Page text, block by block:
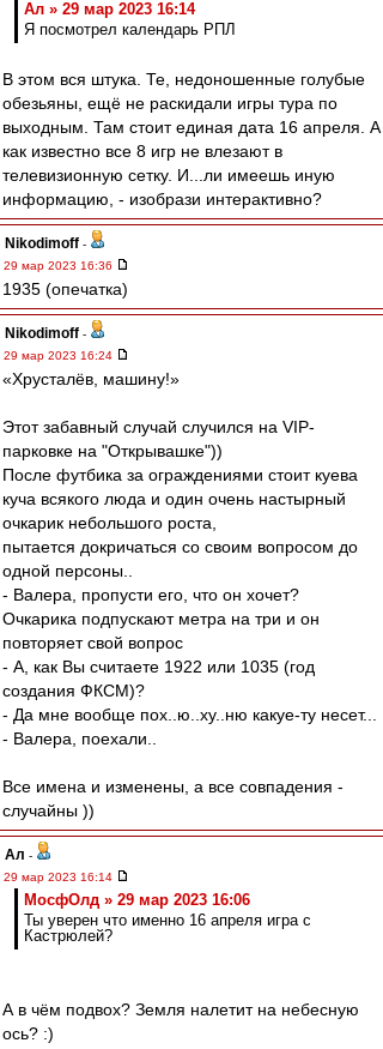
Ал » 29 мар 2023 16:14
Я посмотрел календарь РПЛ
В этом вся штука. Те, недоношенные голубые
обезьяны, ещё не раскидали игры тура по
выходным. Там стоит единая дата 16 апреля. А
как известно все 8 игр не влезают в
телевизионную сетку. И...ли имеешь иную
информацию, - изобрази интерактивно?
Nikodimoff -
29 мар 2023 16:36
1935 (опечатка)
Nikodimoff -
29 мар 2023 16:24
«Хрусталёв, машину!»
Этот забавный случай случился на VIP-
парковке на "Открывашке"))
После футбика за ограждениями стоит куева
куча всякого люда и один очень настырный
очкарик небольшого роста,
пытается докричаться со своим вопросом до
одной персоны..
- Валера, пропусти его, что он хочет?
Очкарика подпускают метра на три и он
повторяет свой вопрос
- А, как Вы считаете 1922 или 1035 (год
создания ФКСМ)?
- Да мне вообще пох..ю..ху..ню какуе-ту несет...
- Валера, поехали..
Все имена и изменены, а все совпадения -
случайны ))
Ал -
29 мар 2023 16:14
МосфОлд » 29 мар 2023 16:06
Ты уверен что именно 16 апреля игра с
Кастрюлей?
А в чём подвох? Земля налетит на небесную
ось? :)